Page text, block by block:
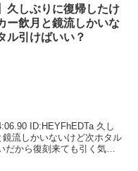
久しぶりに復帰したけ
ー飲月と鏡流しかいな
ル引けばいい？
ID:HEYFhEDTa 久し
流しかいないけど次ホタル
から復刻来ても引く気に